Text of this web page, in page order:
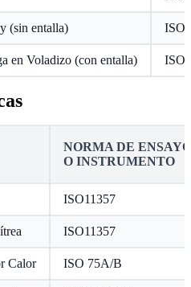
(sin entalla) ISO
en Voladizo (con entalla) ISO
NORMA DE ENSAYO
O INSTRUMENTO
ISO11357
ISO11357
Calor ISO 75A/B